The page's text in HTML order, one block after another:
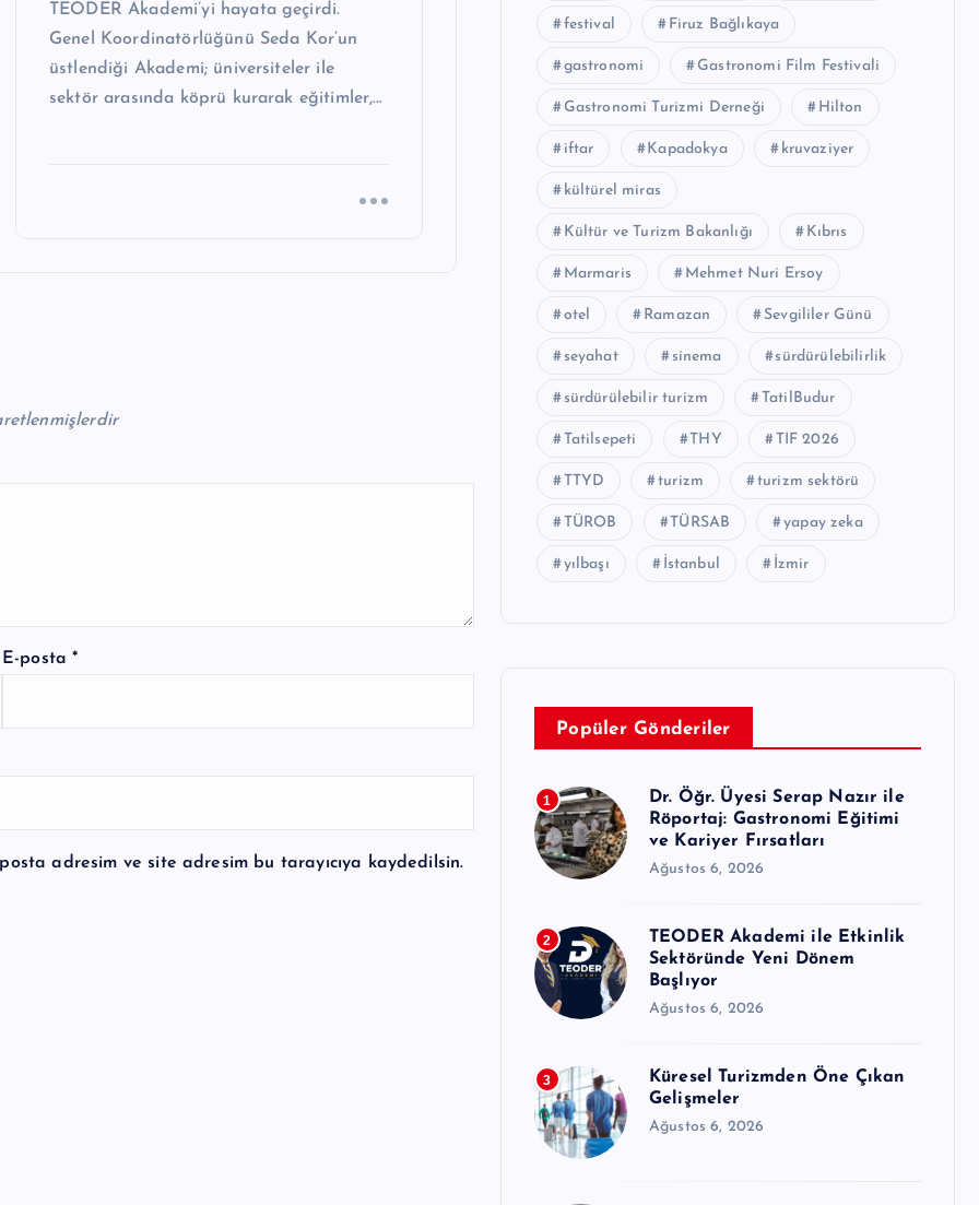
TEODER Akademi’yi hayata geçirdi.
Genel Koordinatörlüğünü Seda Kor’un
üstlendiği Akademi; üniversiteler ile
sektör arasında köprü kurarak eğitimler,…
E-posta*
adresim ve site adresim bu tarayıcıya kaydedilsin.
festival Firuz Bağlıkaya
gastronomi Gastronomi Film Festivali
Gastronomi Turizmi Derneği Hilton
iftar Kapadokya kruvaziyer
kültürel miras
Kültür ve Turizm Bakanlığı Kıbrıs
Marmaris Mehmet Nuri Ersoy
otel Ramazan Sevgililer Günü
seyahat sinema sürdürülebilirlik
sürdürülebilir turizm TatilBudur
Tatilsepeti THY TIF 2026
TTYD turizm turizm sektörü
TÜROB TÜRSAB yapay zeka
yılbaşı İstanbul İzmir
Popüler Gönderiler
1
Dr. Öğr. Üyesi Serap Nazır ile
Röportaj: Gastronomi Eğitimi
ve Kariyer Fırsatları
Ağustos 6, 2026
2
TEODER Akademi ile Etkinlik
Sektöründe Yeni Dönem
Başlıyor
Ağustos 6, 2026
3
Küresel Turizmden Öne Çıkan
Gelişmeler
Ağustos 6, 2026